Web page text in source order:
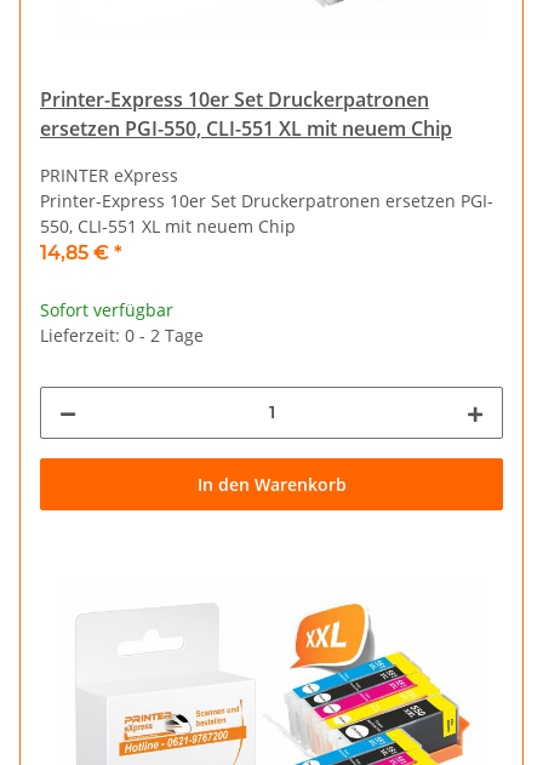
Printer-Express 10er Set Druckerpatronen
ersetzen PGI-550, CLI-551 XL mit neuem Chip
PRINTER eXpress
Printer-Express 10er Set Druckerpatronen ersetzen PGI-
550, CLI-551 XL mit neuem Chip
14,85 € *
Sofort verfügbar
Lieferzeit: 0 - 2 Tage
In den Warenkorb